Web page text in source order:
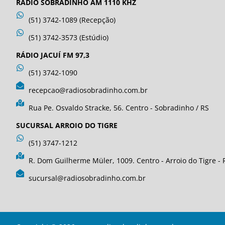
RÁDIO SOBRADINHO AM 1110 KHZ
(51) 3742-1089 (Recepção)
(51) 3742-3573 (Estúdio)
RÁDIO JACUÍ FM 97,3
(51) 3742-1090
recepcao@radiosobradinho.com.br
Rua Pe. Osvaldo Stracke, 56. Centro - Sobradinho / RS
SUCURSAL ARROIO DO TIGRE
(51) 3747-1212
R. Dom Guilherme Müler, 1009. Centro - Arroio do Tigre -
sucursal@radiosobradinho.com.br